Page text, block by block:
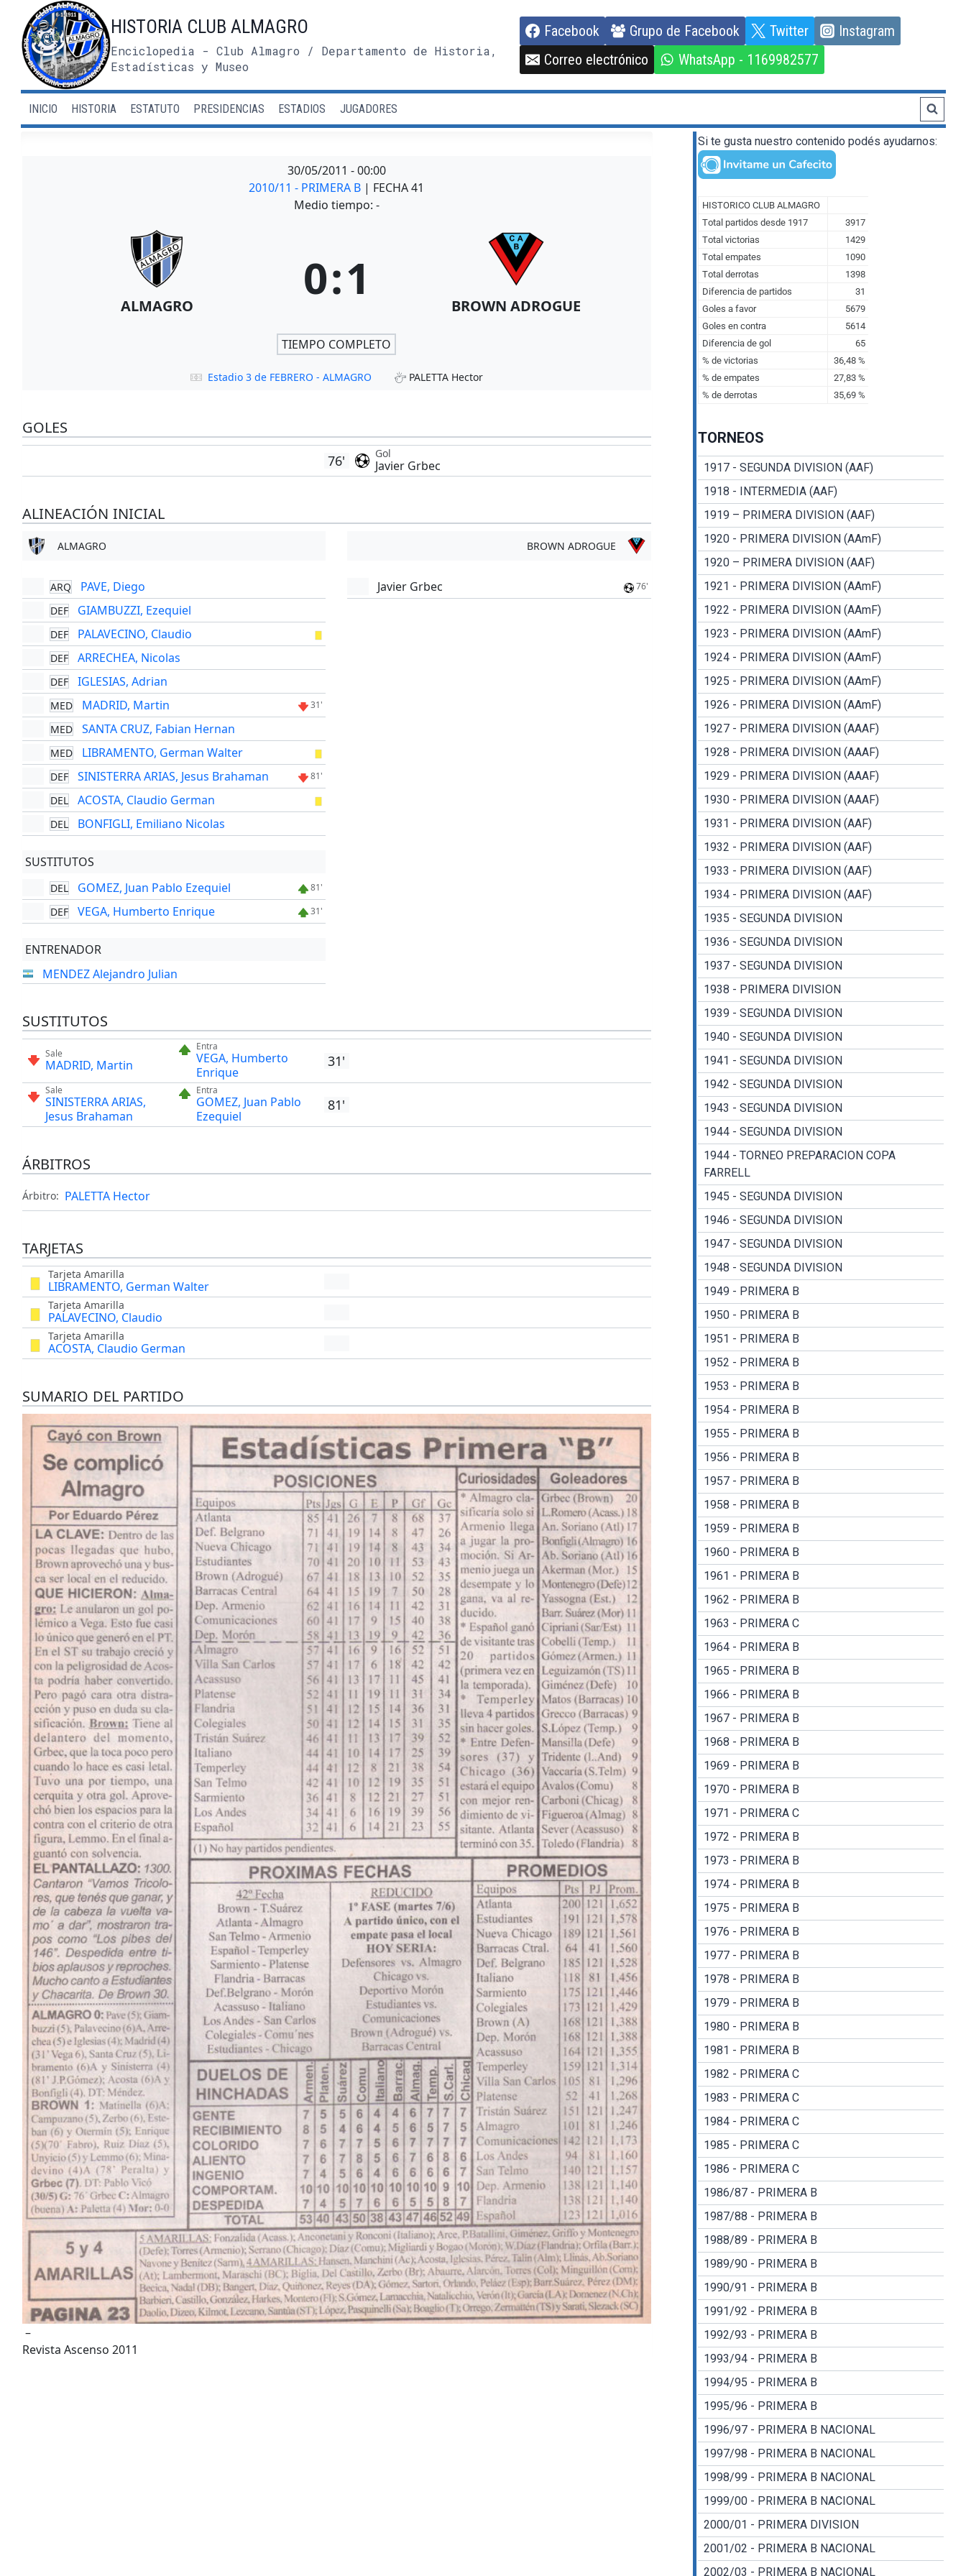
contenido
HISTORIA CLUB ALMAGRO
Enciclopedia - Club Almagro / Departamento de Historia,
Estadísticas y Museo
Facebook Grupo de Facebook Twitter
Instagram
Correo electrónico
WhatsApp - 1169982577
INICIO HISTORIA ESTATUTO PRESIDENCIAS ESTADIOS JUGADORES
30/05/2011 -00:00
2010/11 - PRIMERA B | FECHA 41
Medio tiempo: -
ALMAGRO 0:1 BROWN ADROGUE
TIEMPO COMPLETO
Estadio 3 de FEBRERO - ALMAGRO PALETTA Hector
GOLES
76' Gol
Javier Grbec
ALINEACIÓN INICIAL
ALMAGRO
ARQ PAVE, Diego
DEF GIAMBUZZI, Ezequiel
DEF PALAVECINO, Claudio
DEF ARRECHEA, Nicolas
DEF IGLESIAS, Adrian
MED MADRID, Martin 31'
MED SANTA CRUZ, Fabian Hernan
MED LIBRAMENTO, German Walter
DEF SINISTERRA ARIAS, Jesus Brahaman 81'
DEL ACOSTA, Claudio German
DEL BONFIGLI, Emiliano Nicolas
SUSTITUTOS
DEL GOMEZ, Juan Pablo Ezequiel 81'
DEF VEGA, Humberto Enrique 31'
ENTRENADOR
MENDEZ Alejandro Julian
BROWN ADROGUE
Javier Grbec 76'
SUSTITUTOS
Sale
MADRID, Martin
Entra
VEGA, Humberto
Enrique
31'
Sale
SINISTERRA ARIAS,
Jesus Brahaman
Entra
GOMEZ, Juan Pablo
Ezequiel
81'
ÁRBITROS
Árbitro: PALETTA Hector
TARJETAS
Tarjeta Amarilla
LIBRAMENTO, German Walter
Tarjeta Amarilla
PALAVECINO, Claudio
Tarjeta Amarilla
ACOSTA, Claudio German
SUMARIO DEL PARTIDO
–
Revista Ascenso 2011
Si te gusta nuestro contenido podés ayudarnos:
TORNEOS
1917 - SEGUNDA DIVISION (AAF)
1918 - INTERMEDIA (AAF)
1919 – PRIMERA DIVISION (AAF)
1920 - PRIMERA DIVISION (AAmF)
1920 – PRIMERA DIVISION (AAF)
1921 - PRIMERA DIVISION (AAmF)
1922 - PRIMERA DIVISION (AAmF)
1923 - PRIMERA DIVISION (AAmF)
1924 - PRIMERA DIVISION (AAmF)
1925 - PRIMERA DIVISION (AAmF)
1926 - PRIMERA DIVISION (AAmF)
1927 - PRIMERA DIVISION (AAAF)
1928 - PRIMERA DIVISION (AAAF)
1929 - PRIMERA DIVISION (AAAF)
1930 - PRIMERA DIVISION (AAAF)
1931 - PRIMERA DIVISION (AAF)
1932 - PRIMERA DIVISION (AAF)
1933 - PRIMERA DIVISION (AAF)
1934 - PRIMERA DIVISION (AAF)
1935 - SEGUNDA DIVISION
1936 - SEGUNDA DIVISION
1937 - SEGUNDA DIVISION
1938 - PRIMERA DIVISION
1939 - SEGUNDA DIVISION
1940 - SEGUNDA DIVISION
1941 - SEGUNDA DIVISION
1942 - SEGUNDA DIVISION
1943 - SEGUNDA DIVISION
1944 - SEGUNDA DIVISION
1944 - TORNEO PREPARACION COPA
FARRELL
1945 - SEGUNDA DIVISION
1946 - SEGUNDA DIVISION
1947 - SEGUNDA DIVISION
1948 - SEGUNDA DIVISION
1949 - PRIMERA B
1950 - PRIMERA B
1951 - PRIMERA B
1952 - PRIMERA B
1953 - PRIMERA B
1954 - PRIMERA B
1955 - PRIMERA B
1956 - PRIMERA B
1957 - PRIMERA B
1958 - PRIMERA B
1959 - PRIMERA B
1960 - PRIMERA B
1961 - PRIMERA B
1962 - PRIMERA B
1963 - PRIMERA C
1964 - PRIMERA B
1965 - PRIMERA B
1966 - PRIMERA B
1967 - PRIMERA B
1968 - PRIMERA B
1969 - PRIMERA B
1970 - PRIMERA B
1971 - PRIMERA C
1972 - PRIMERA B
1973 - PRIMERA B
1974 - PRIMERA B
1975 - PRIMERA B
1976 - PRIMERA B
1977 - PRIMERA B
1978 - PRIMERA B
1979 - PRIMERA B
1980 - PRIMERA B
1981 - PRIMERA B
1982 - PRIMERA C
1983 - PRIMERA C
1984 - PRIMERA C
1985 - PRIMERA C
1986 - PRIMERA C
1986/87 - PRIMERA B
1987/88 - PRIMERA B
1988/89 - PRIMERA B
1989/90 - PRIMERA B
1990/91 - PRIMERA B
1991/92 - PRIMERA B
1992/93 - PRIMERA B
1993/94 - PRIMERA B
1994/95 - PRIMERA B
1995/96 - PRIMERA B
1996/97 - PRIMERA B NACIONAL
1997/98 - PRIMERA B NACIONAL
1998/99 - PRIMERA B NACIONAL
1999/00 - PRIMERA B NACIONAL
2000/01 - PRIMERA DIVISION
2001/02 - PRIMERA B NACIONAL
2002/03 - PRIMERA B NACIONAL